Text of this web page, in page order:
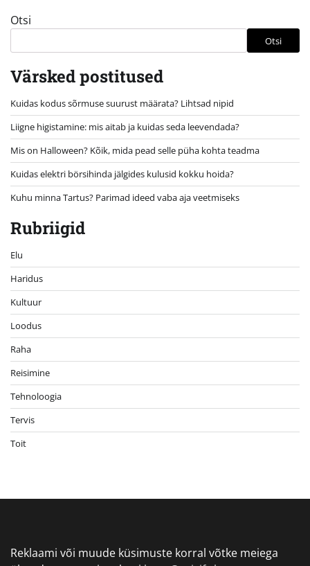
Otsi
Otsi
Värsked postitused
Kuidas kodus sõrmuse suurust määrata? Lihtsad nipid
Liigne higistamine: mis aitab ja kuidas seda leevendada?
Mis on Halloween? Kõik, mida pead selle püha kohta teadma
Kuidas elektri börsihinda jälgides kulusid kokku hoida?
Kuhu minna Tartus? Parimad ideed vaba aja veetmiseks
Rubriigid
Elu
Haridus
Kultuur
Loodus
Raha
Reisimine
Tehnoloogia
Tervis
Toit
Reklaami või muude küsimuste korral võtke meiega